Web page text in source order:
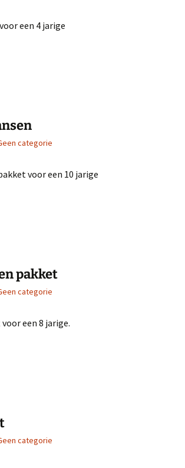
een 4 jarige
categorie
voor een 10 jarige
pakket
categorie
een 8 jarige.
categorie